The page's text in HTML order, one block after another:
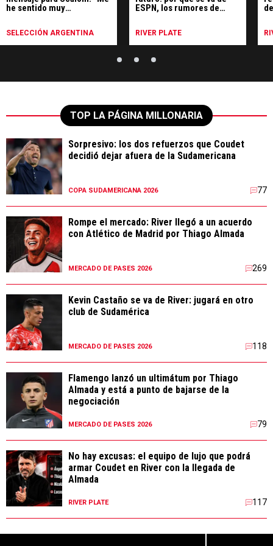
he sentido muy
SELECCIÓN ARGENTINA
ESPN, los rumores de
RIVER PLATE
TOP LA PÁGINA MILLONARIA
Sorpresivo: los dos refuerzos que Coudet
decidió dejar afuera de la Sudamericana
COPA SUDAMERICANA 2026 77
Rompe el mercado: River llegó a un acuerdo
con Atlético de Madrid por Thiago Almada
MERCADO DE PASES 2026 269
Kevin Castaño se va de River: jugará en otro
club de Sudamérica
MERCADO DE PASES 2026 118
Flamengo lanzó un ultimátum por Thiago
Almada y está a punto de bajarse de la
negociación
MERCADO DE PASES 2026 79
No hay excusas: el equipo de lujo que podrá
armar Coudet en River con la llegada de
Almada
RIVER PLATE 117